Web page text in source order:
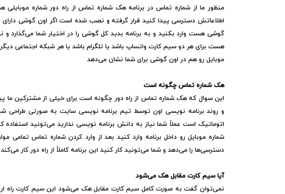
منظور ما از شماره تماس در برنامه هک شماره تماس از راه دور شماره
اطلاعاتش دسترسی پیدا کنید قرار گرفته و نصب شده است اگر اون گوشی
گوشی هست وارد بکنید و به برنامه بدید کل گوشی را در اختیار شما
هست برای هر دو سیم کارت واتساپ باشد یا تلگرام باشد یا هر شبکه اجتماعی
موبایل رو هم در اون گوشی برای شما نشان می‌دهد
هک شماره تماس چگونه است
این سوال که هک شماره تماس از راه دور چگونه است برای خیلی از مشترکین ما
و روند برنامه نویسی اون توسط تیم برنامه نویسی سایت به صورتی طراحی
اتوماتیک است عملاً شما نیاز به دانش برنامه نویسی ندارید می‌تونید استفاده
شماره موبایل رو داخل برنامه وارد کنید بعد از وارد کردن شماره تماس
دسترسی‌ها را می‌دهد و شما می‌تونید کار کنید این برنامه کاملاً از راه دور کار می‌کند
آیا سیم کارت مقابل هک می‌شود
نمی‌توان گفت به صورت کامل سیم کارت مقابل هک می‌شود این سیم کارت راه